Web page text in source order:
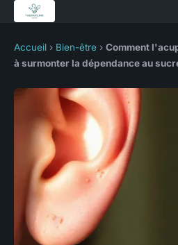
Accueil › Bien-être › Comment
à surmonter la dépendance au